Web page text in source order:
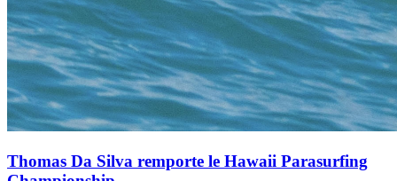
Thomas Da Silva remporte le Hawaii Parasurfing